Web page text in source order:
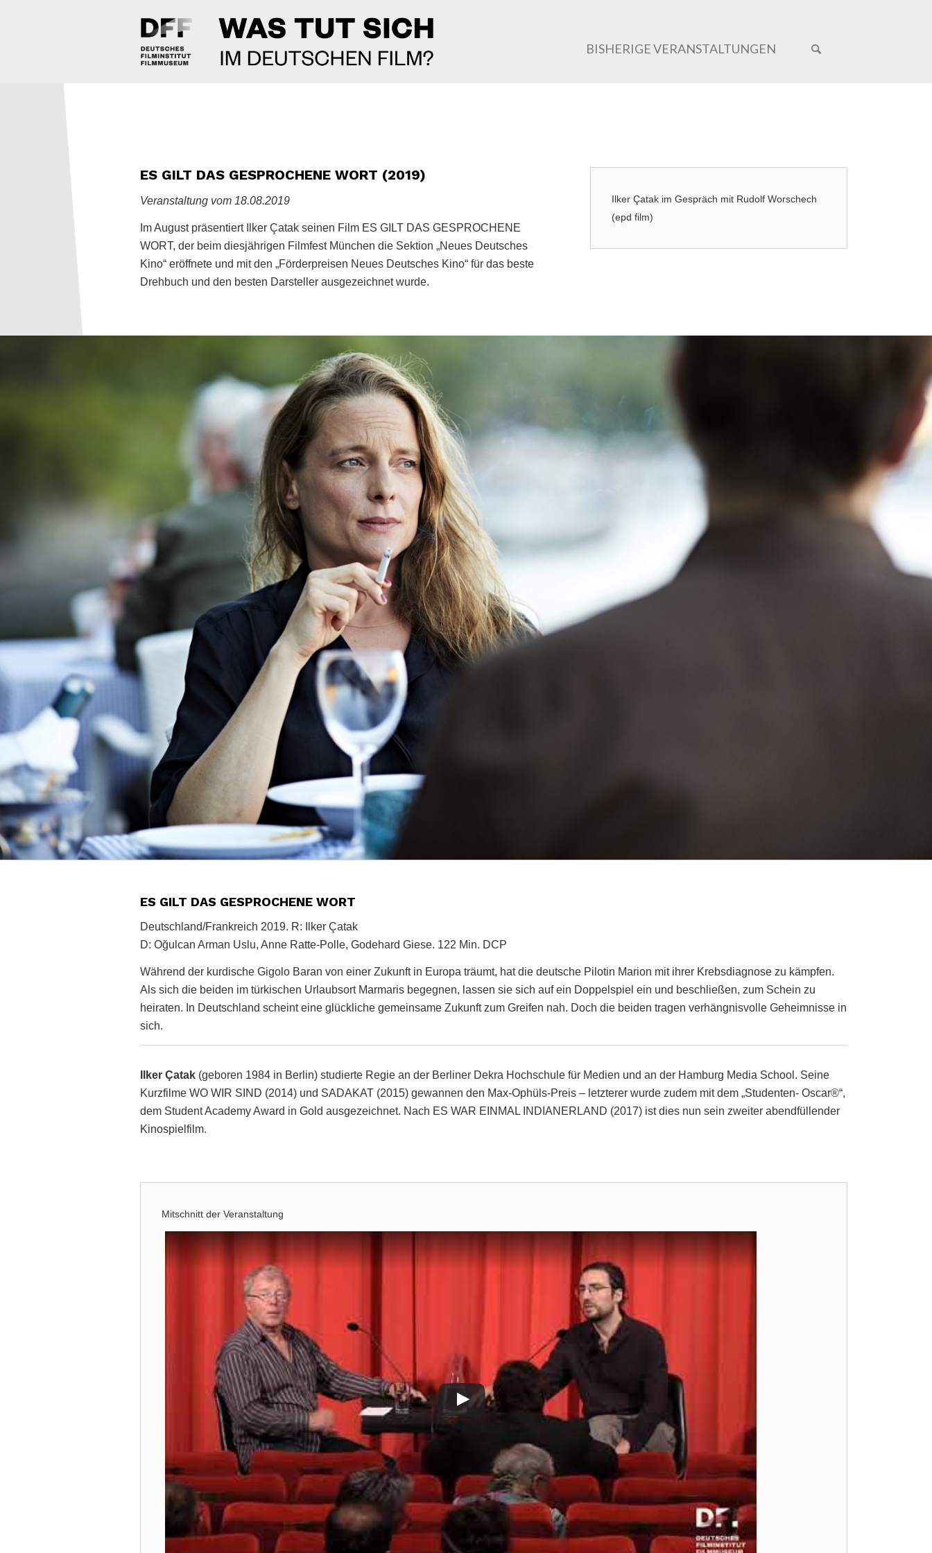
BISHERIGE VERANSTALTUNGEN
ES GILT DAS GESPROCHENE WORT (2019)
Veranstaltung vom 18.08.2019
Im August präsentiert Ilker Çatak seinen Film ES GILT DAS GESPROCHENE
WORT, der beim diesjährigen Filmfest München die Sektion „Neues Deutsches
Kino“ eröffnete und mit den „Förderpreisen Neues Deutsches Kino“ für das beste
Drehbuch und den besten Darsteller ausgezeichnet wurde.
Ilker Çatak im Gespräch mit Rudolf Worschech
(epd film)
ES GILT DAS GESPROCHENE WORT
Deutschland/Frankreich 2019. R: Ilker Çatak
D: Oğulcan Arman Uslu, Anne Ratte-Polle, Godehard Giese. 122 Min. DCP
Während der kurdische Gigolo Baran von einer Zukunft in Europa träumt, hat die deutsche Pilotin Marion mit ihrer Krebsdiagnose zu kämpfen.
Als sich die beiden im türkischen Urlaubsort Marmaris begegnen, lassen sie sich auf ein Doppelspiel ein und beschließen, zum Schein zu
heiraten. In Deutschland scheint eine glückliche gemeinsame Zukunft zum Greifen nah. Doch die beiden tragen verhängnisvolle Geheimnisse in
sich.
Ilker Çatak (geboren 1984 in Berlin) studierte Regie an der Berliner Dekra Hochschule für Medien und an der Hamburg Media School. Seine
Kurzfilme WO WIR SIND (2014) und SADAKAT (2015) gewannen den Max-Ophüls-Preis – letzterer wurde zudem mit dem „Studenten- Oscar®“,
dem Student Academy Award in Gold ausgezeichnet. Nach ES WAR EINMAL INDIANERLAND (2017) ist dies nun sein zweiter abendfüllender
Kinospielfilm.
Mitschnitt der Veranstaltung